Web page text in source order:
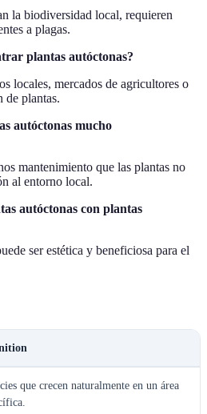
la biodiversidad local, requieren
a plagas.
plantas autóctonas?
locales, mercados de agricultores o
de plantas.
autóctonas mucho
mantenimiento que las plantas no
al entorno local.
autóctonas con plantas
ser estética y beneficiosa para el
que crecen naturalmente en un área